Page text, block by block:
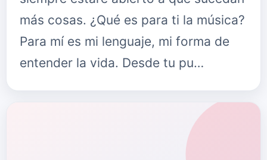
más cosas. ¿Qué es para ti la música?
Para mí es mi lenguaje, mi forma de
entender la vida. Desde tu pu…